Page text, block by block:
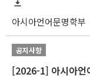
아시아언어문명학부
공지사항
[2026-1] 아시아언